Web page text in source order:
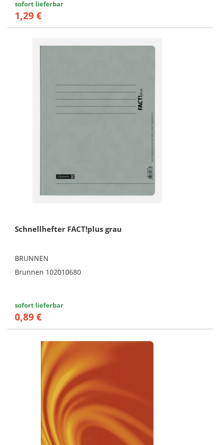
sofort lieferbar
1,29 €
Schnellhefter FACT!plus grau
BRUNNEN
Brunnen 102010680
sofort lieferbar
0,89 €